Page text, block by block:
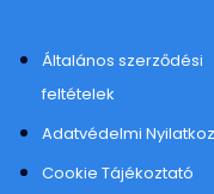
Általános szerződési
feltételek
Adatvédelmi
Cookie Tájékoztató